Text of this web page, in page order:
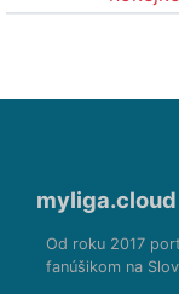
myliga.cloud
Od roku 2017
fanúšikom na